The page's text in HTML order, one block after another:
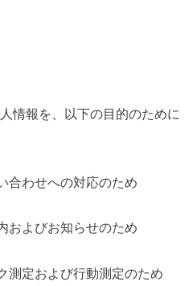
情報を、以下の目的のために
合わせへの対応のため
およびお知らせのため
測定および行動測定のため